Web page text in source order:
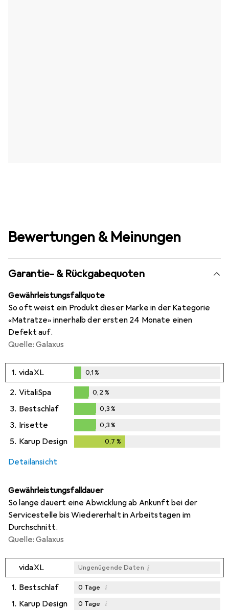
Bewertungen & Meinungen
Garantie- & Rückgabequoten
Gewährleistungsfallquote
So oft weist ein Produkt dieser Marke in der Kategorie
«Matratze» innerhalb der ersten 24 Monate einen
Defekt auf.
Quelle: Galaxus
1. vidaXL
0,1%
0,1%
2. VitaliSpa
0,2%
0,2 %
3. Bestschlaf
0,3%
0,3%
3. Irisette
0,3%
0,3%
5. Karup Design 0,7 %
Detailansicht
Gewährleistungsfalldauer
So lange dauert eine Abwicklung ab Ankunft bei der
Servicestelle bis Wiedererhalt in Arbeitstagen im
Durchschnitt.
Quelle: Galaxus
vidaXL Ungenügende Daten i
1. Bestschlaf 0 Tage i
1. Karup Design 0 Tage i